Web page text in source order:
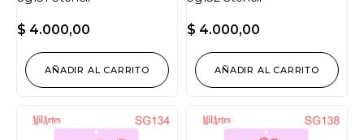
$ 4.000,00
AÑADIR AL CARRITO
$ 4.000,00
AÑADIR AL CARRITO